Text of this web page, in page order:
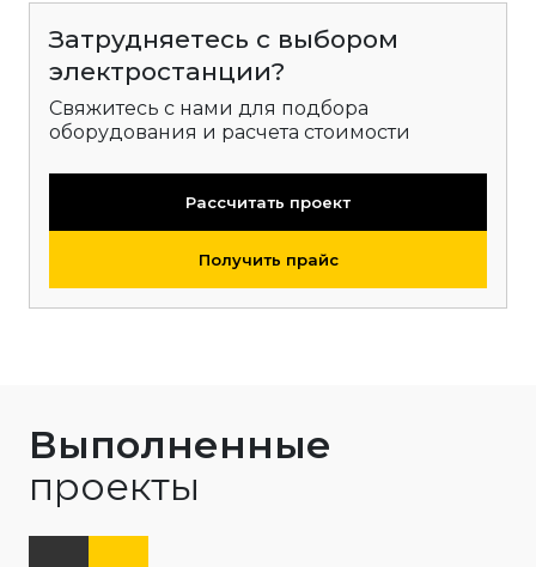
Затрудняетесь с выбором
электростанции?
Свяжитесь с нами для подбора
оборудования и расчета стоимости
Рассчитать проект
Получить прайс
Выполненные
проекты